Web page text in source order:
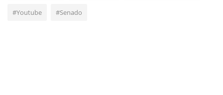
#Youtube #Senado